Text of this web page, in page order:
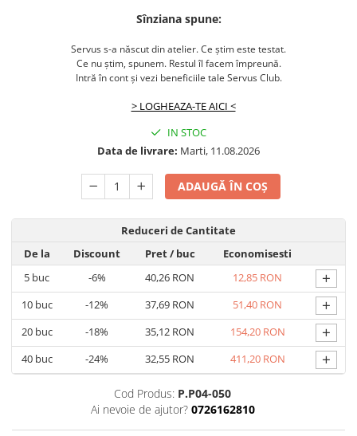
Sînziana spune:
Servus s-a născut din atelier. Ce știm este testat.
Ce nu știm, spunem. Restul îl facem împreună.
Intră în cont și vezi beneficiile tale Servus Club.
> LOGHEAZA-TE AICI <
IN STOC
Data de livrare: Marti, 11.08.2026
ADAUGĂ ÎN COȘ
Reduceri de Cantitate
De la
Discount Pret/ buc
Economisesti
5 buc -6% 40,26 RON 12,85 RON +
10buc -12% 37,69 RON 51,40 RON +
20buc -18% 35,12 RON 154,20 RON +
40buc -24% 32,55 RON 411,20 RON +
Cod Produs: P.P04-050
Ai nevoie de ajutor? 0726162810